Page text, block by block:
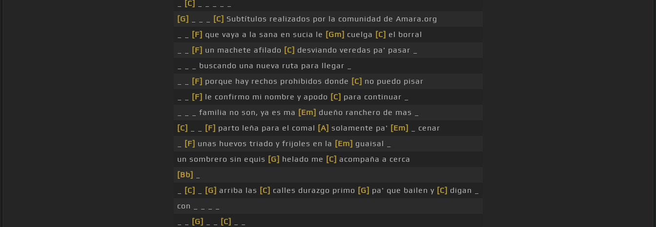
[C]
[G]
[C] Subtítulos realizados por la comunidad de Amara.org
[F] que vaya a la sana en sucia le [Gm] cuelga [C] el borral
[F] un machete afilado [C] desviando veredas pa' pasar _
_ _ _ buscando una nueva ruta para llegar _
[F] porque hay rechos prohibidos donde [C] no puedo pisar
[F] le confirmo mi nombre y apodo [C] para continuar _
_ _ _ familia no son, ya es ma [Em] dueño ranchero de mas _
[C]
[F] parto leña para el comal [A] solamente pa' [Em]
_ cenar
[F] unas huevos triado y frijoles en la [Em] guaisal _
un sombrero sin equis [G] helado me [C] acompaña a cerca
[Bb]
[C] [G] arriba las [C] calles durazgo primo [G] pa' que bailen y [C] digan _
con _ _ _ _
[G] [C]